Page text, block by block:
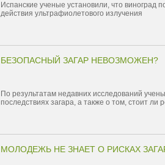
Испанские ученые установили, что виноград
действия ультрафиолетового излучения
БЕЗОПАСНЫЙ ЗАГАР НЕВОЗМОЖЕН?
По результатам недавних исследований
последствиях загара, а также о том, стоит ли
МОЛОДЕЖЬ НЕ ЗНАЕТ О РИСКАХ